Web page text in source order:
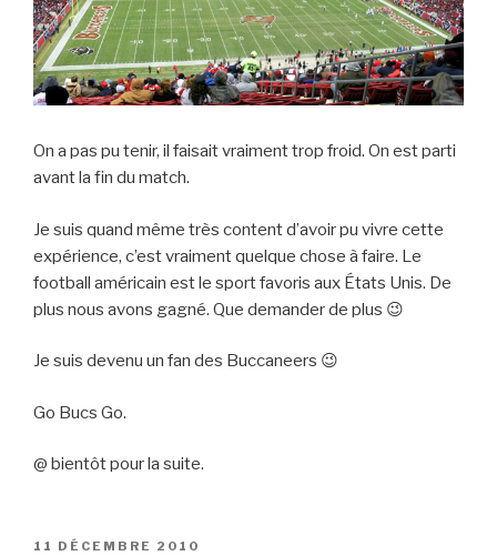
On a pas pu tenir, il faisait vraiment trop froid. On est parti
avant la fin du match.
Je suis quand même très content d’avoir pu vivre cette
expérience, c’est vraiment quelque chose à faire. Le
football américain est le sport favoris aux États Unis. De
plus nous avons gagné. Que demander de plus 😉
Je suis devenu un fan des Buccaneers 😉
Go Bucs Go.
@ bientôt pour la suite.
PUBLIÉ
11 DÉCEMBRE 2010